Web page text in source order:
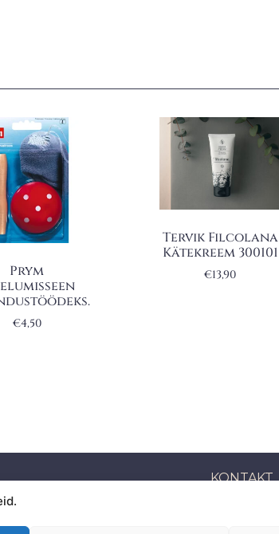
Prym
€4,50
Tervik Filcolana
Kätekreem 300101
€13,90
KONTAKT